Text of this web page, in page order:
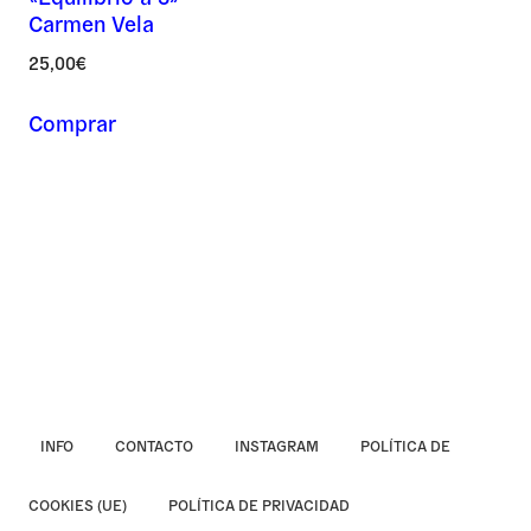
Carmen Vela
25,00€
Comprar
INFO CONTACTO INSTAGRAM POLÍTICA DE
COOKIES (UE) POLÍTICA DE PRIVACIDAD
Asunto *